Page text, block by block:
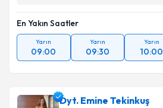
En Yakın Saatler
Yarın
09:00
Yarın
09:30
Yarın
10:00
Dyt. Emine Tekinkuş